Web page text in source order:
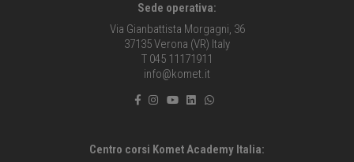
Sede operativa:
Via Gianbattista Morgagni, 36
37135 Verona (VR) Italy
T 045 11171911
info@komet.it
Centro corsi Komet Academy Italia: